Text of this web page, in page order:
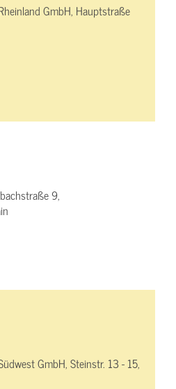
GmbH, Hauptstraße
9,
GmbH, Steinstr. 13 - 15,